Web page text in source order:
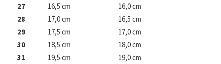
27
16,5 cm
16,0 cm
28
17,0 cm
16,5 cm
29
17,5 cm
17,0 cm
30
18,5 cm
18,0 cm
31
19,5 cm
19,0 cm